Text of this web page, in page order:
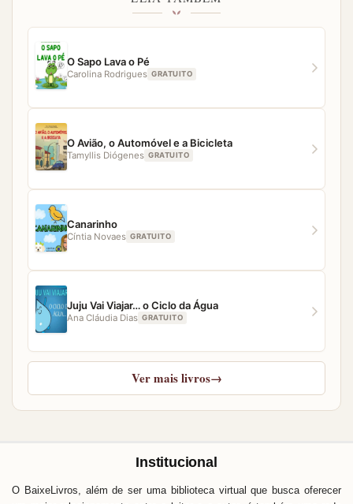
simples, fácil e direto. Porém, caso você tenha
qualquer dificuldade para acessar algum material,
nossa equipe estará pronta para ajudar.
O Sapo Lava o Pé
Carolina Rodrigues GRATUITO
O Avião, o Automóvel e a Bicicleta
Tamyllis Diógenes GRATUITO
Canarinho
Cíntia Novaes GRATUITO
Juju Vai Viajar… o Ciclo da Água
Ana Cláudia Dias GRATUITO
Ver mais livros→
Institucional
O BaixeLivros, além de ser uma biblioteca virtual que busca oferecer